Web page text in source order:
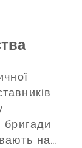
бригади
на